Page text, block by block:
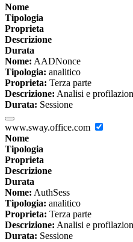
Nome
Tipologia
Proprieta
Descrizione
Durata
Nome: AADNonce
Tipologia: analitico
Proprieta: Terza parte
Descrizione: Analisi e
Durata: Sessione
www.sway.office.com
Nome
Tipologia
Proprieta
Descrizione
Durata
Nome: AuthSess
Tipologia: analitico
Proprieta: Terza parte
Descrizione: Analisi e
Durata: Sessione